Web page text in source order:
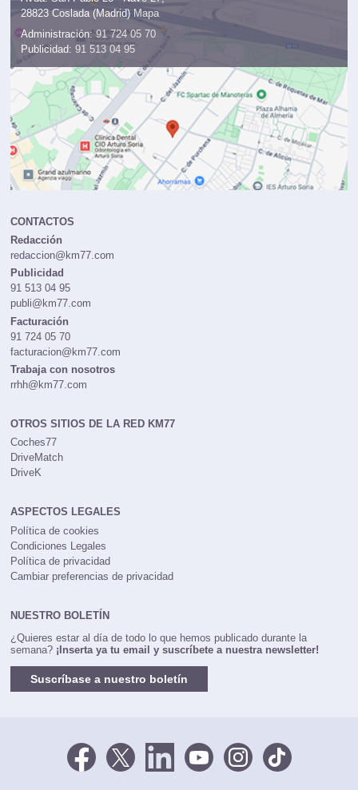
Avda. San Pablo 28 - Nave 27,
28823 Coslada (Madrid)
Mapa
Administración:91 724 05 70
Publicidad:
CONTACTOS
Redacción
redaccion@km77.com
Publicidad
91 513 04 95
publi@km77.com
Facturación
91 724 05 70
facturacion@km77.com
Trabaja con nosotros
OTROS SITIOS DE LA RED KM77
Coches77
DriveMatch
ASPECTOS LEGALES
Política de cookies
Condiciones Legales
Política de privacidad
¿Quieres estar al día de todo lo que hemos publicado durante la
Suscríbase a nuestro boletín